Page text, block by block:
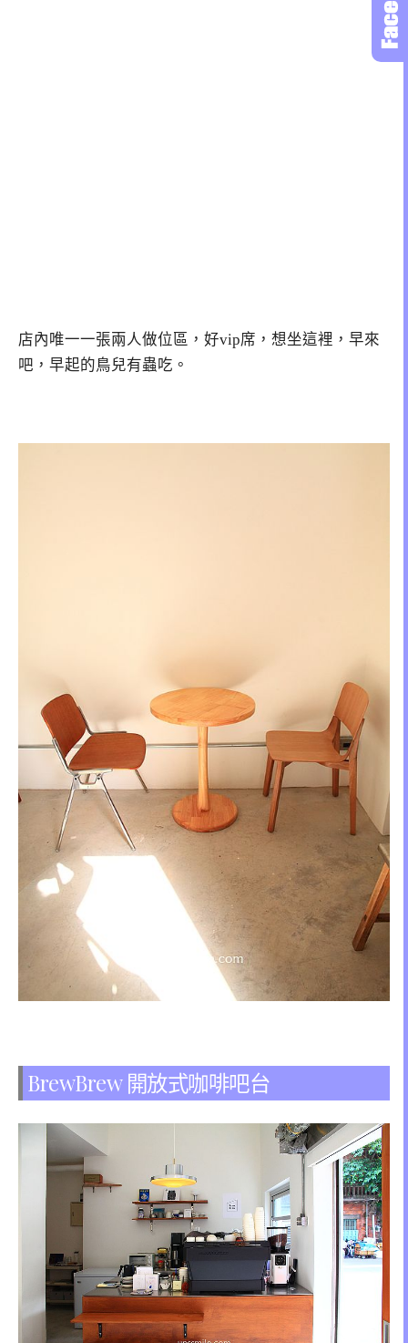
店內唯一一張兩人做位區，好vip席，想坐這裡，早來
吧，早起的鳥兒有蟲吃。
BrewBrew 開放式咖啡吧台